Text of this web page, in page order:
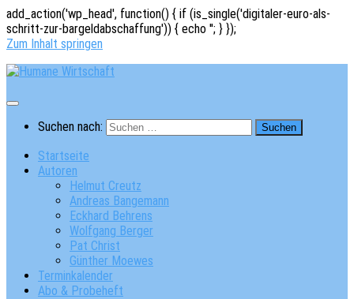
add_action('wp_head', function() { if (is_single('digitaler-euro-als-
schritt-zur-bargeldabschaffung')) { echo ''; } });
Zum Inhalt springen
Suchen nach:
Startseite
Autoren
Helmut Creutz
Andreas Bangemann
Eckhard Behrens
Wolfgang Berger
Pat Christ
Günther Moewes
Terminkalender
Abo & Probeheft